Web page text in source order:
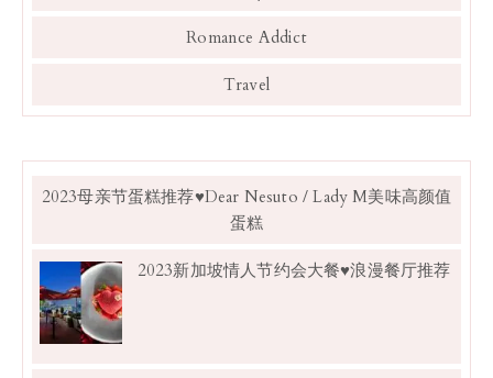
Romance Addict
Travel
2023母亲节蛋糕推荐♥Dear Nesuto / Lady M美味高颜值
蛋糕
2023新加坡情人节约会大餐♥浪漫餐厅推荐